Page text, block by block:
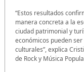
“Estos resultados
manera concreta a la
ciudad patrimonial y
económicos pueden
culturales”, explica
de Rock y Música